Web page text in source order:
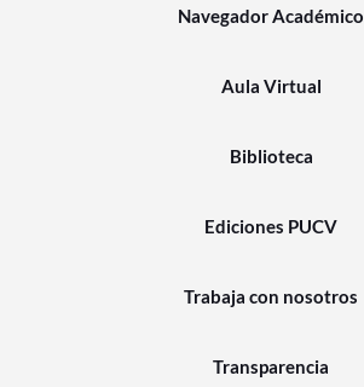
Navegador Académico
Aula Virtual
Biblioteca
Ediciones PUCV
Trabaja con nosotros
Transparencia